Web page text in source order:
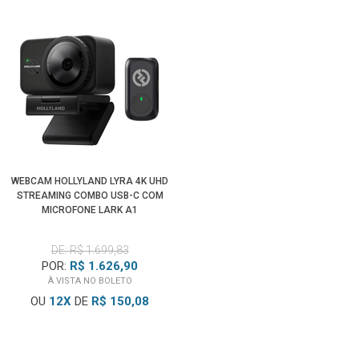
Projetor 50 Lumen com Auto Ajuste de Keystone
Desfrute das suas memórias favoritas em praticamente
qualquer lugar com o projetor de alto contraste 50 lumen
para o painel LCD. A Filmadora Sony HDR-PJ820 Handycam
possui multi-terminal HDMI permite que você conecte
dispositivos externos que têm uma saída HDMI e projetá-las
Keystone Adjustment, que corrige as dimensões da imagem
projetada quando você não pode situar o dispositivo em
Controle, Transferência e Backup de Dados NFC / Wi-Fi
permite que você transforme o seu celular e / ou tablet em
WEBCAM HOLLYLAND LYRA 4K UHD
STREAMING COMBO USB-C COM
MICROFONE LARK A1
DE: R$ 1.699,83
POR: R$ 1.626,90
À VISTA NO BOLETO
OU 12X DE R$ 150,08